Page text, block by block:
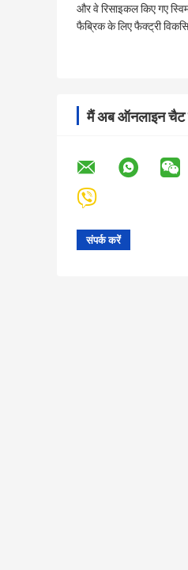
और वे रिसाइकल किए गए
फैब्रिक के लिए फैक्ट्री
मैं अब ऑनलाइन चैट